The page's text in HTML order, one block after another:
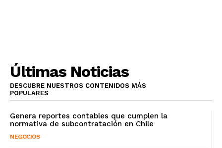
Últimas Noticias
DESCUBRE NUESTROS CONTENIDOS MÁS
POPULARES
Genera reportes contables que cumplen la
normativa de subcontratación en Chile
NEGOCIOS